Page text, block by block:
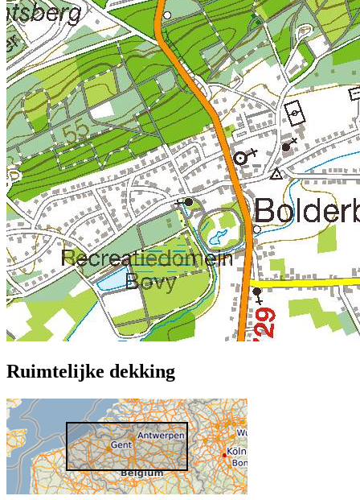
Ruimtelijke dekking